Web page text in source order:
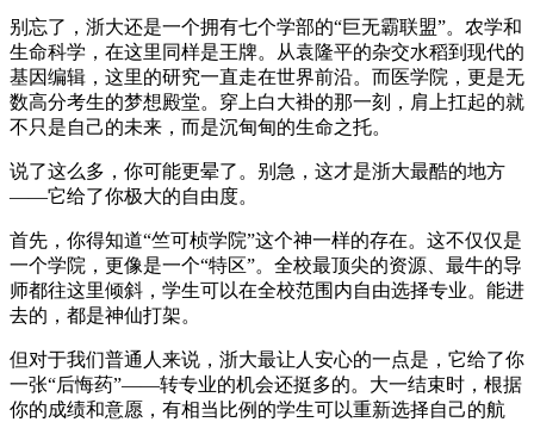
别忘了，浙大还是一个拥有七个学部的“巨无霸联盟”。农学和
生命科学，在这里同样是王牌。从袁隆平的杂交水稻到现代的
基因编辑，这里的研究一直走在世界前沿。而医学院，更是无
数高分考生的梦想殿堂。穿上白大褂的那一刻，肩上扛起的就
不只是自己的未来，而是沉甸甸的生命之托。
说了这么多，你可能更晕了。别急，这才是浙大最酷的地方
——它给了你极大的自由度。
首先，你得知道“竺可桢学院”这个神一样的存在。这不仅仅是
一个学院，更像是一个“特区”。全校最顶尖的资源、最牛的导
师都往这里倾斜，学生可以在全校范围内自由选择专业。能进
去的，都是神仙打架。
但对于我们普通人来说，浙大最让人安心的一点是，它给了你
一张“后悔药”——转专业的机会还挺多的。大一结束时，根据
你的成绩和意愿，有相当比例的学生可以重新选择自己的航